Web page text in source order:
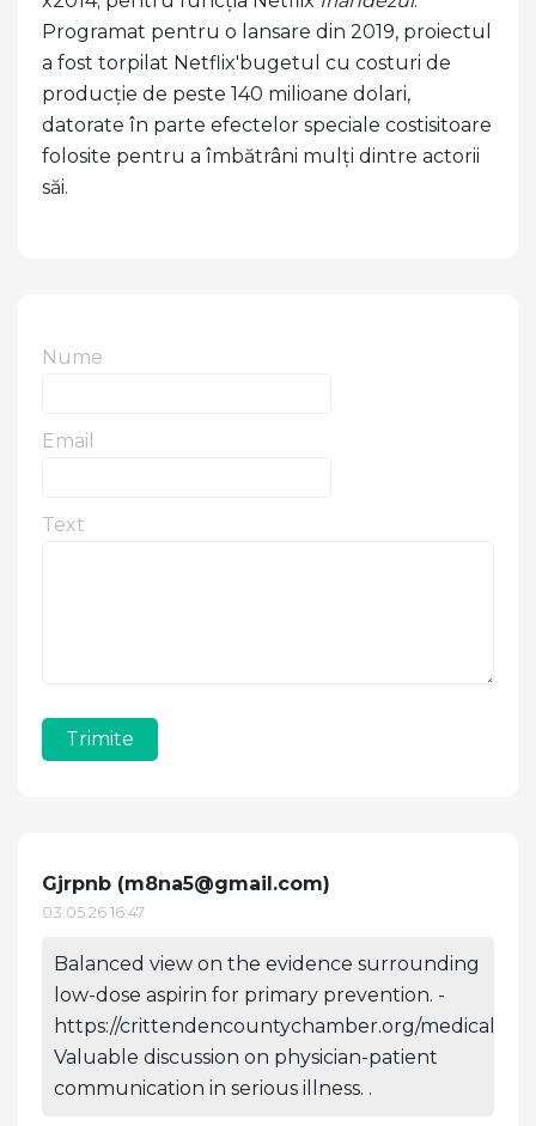
Programat pentru o lansare din 2019, proiectul
a fost torpilat Netflix'bugetul cu costuri de
producție de peste 140 milioane dolari,
datorate în parte efectelor speciale costisitoare
folosite pentru a îmbătrâni mulți dintre actorii
săi.
Nume
Email
Text
Trimite
Gjrpnb (m8na5@gmail.com)
03.05.26 16:47
Balanced view on the evidence surrounding
low-dose aspirin for primary prevention. -
https://crittendencountychamber.org/medical
Valuable discussion on physician-patient
communication in serious illness. .